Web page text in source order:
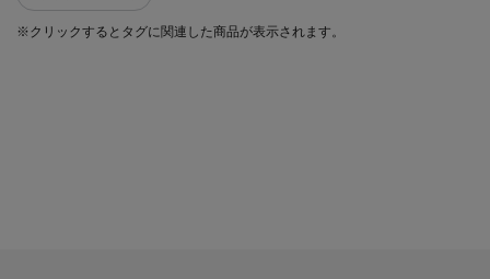
※クリックするとタグに関連した商品が表示されます。